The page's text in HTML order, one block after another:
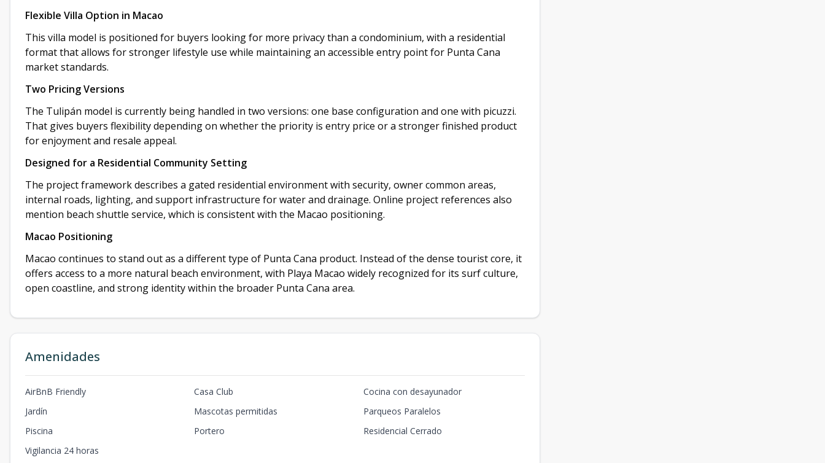
Flexible Villa Option in Macao
This villa model is positioned for buyers looking for more privacy than a condominium, with a residential
format that allows for stronger lifestyle use while maintaining an accessible entry point for Punta Cana
market standards.
Two Pricing Versions
The Tulipán model is currently being handled in two versions: one base configuration and one with picuzzi.
That gives buyers flexibility depending on whether the priority is entry price or a stronger finished product
for enjoyment and resale appeal.
Designed for a Residential Community Setting
The project framework describes a gated residential environment with security, owner common areas,
internal roads, lighting, and support infrastructure for water and drainage. Online project references also
mention beach shuttle service, which is consistent with the Macao positioning.
Macao Positioning
Macao continues to stand out as a different type of Punta Cana product. Instead of the dense tourist core, it
offers access to a more natural beach environment, with Playa Macao widely recognized for its surf culture,
open coastline, and strong identity within the broader Punta Cana area.
Amenidades
AirBnB Friendly Casa Club
Cocina con desayunador
Jardín
Mascotas permitidas
Parqueos Paralelos
Piscina
Portero
Residencial Cerrado
Vigilancia 24 horas